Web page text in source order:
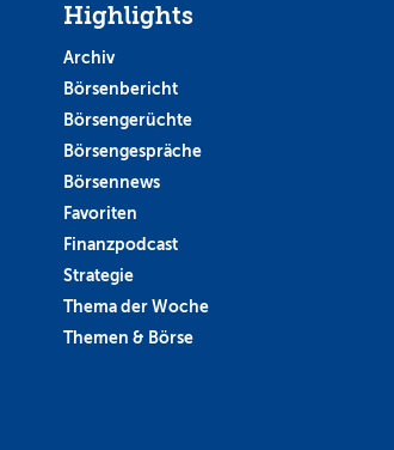
Highlights
Archiv
Börsenbericht
Börsengerüchte
Börsengespräche
Börsennews
Favoriten
Finanzpodcast
Strategie
Thema der Woche
Themen & Börse